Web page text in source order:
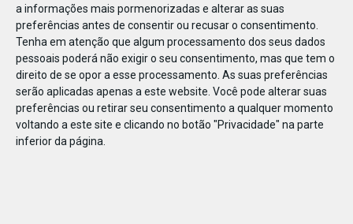
a informações mais pormenorizadas e alterar as suas
preferências antes de consentir ou recusar o consentimento.
Tenha em atenção que algum processamento dos seus dados
pessoais poderá não exigir o seu consentimento, mas que tem o
direito de se opor a esse processamento. As suas preferências
serão aplicadas apenas a este website. Você pode alterar suas
preferências ou retirar seu consentimento a qualquer momento
voltando a este site e clicando no botão "Privacidade" na parte
inferior da página.
123121722939230